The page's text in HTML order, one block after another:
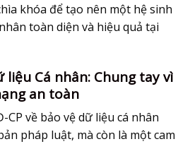
khóa để tạo nên một hệ sinh
toàn diện và hiệu quả tại
liệu Cá nhân: Chung tay vì
an toàn
CP về bảo vệ dữ liệu cá nhân
pháp luật, mà còn là một cam